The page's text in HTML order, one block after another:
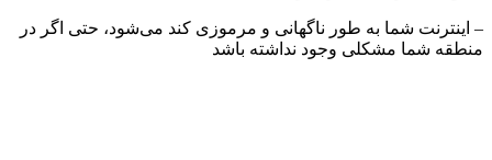
– اینترنت شما به طور ناگهانی و مرموزی کند می‌شود، حتی اگر در
منطقه شما مشکلی وجود نداشته باشد